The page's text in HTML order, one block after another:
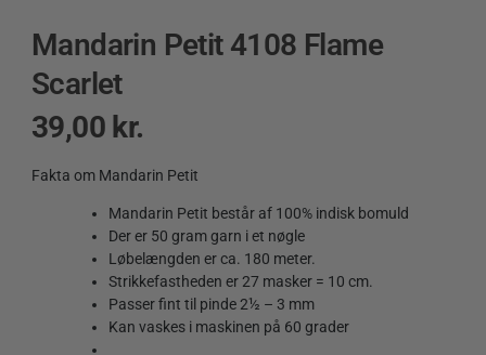
Mandarin Petit 4108 Flame
Scarlet
39,00 kr.
Fakta om Mandarin Petit
Mandarin Petit består af 100% indisk bomuld
Der er 50 gram garn i et nøgle
Løbelængden er ca. 180 meter.
Strikkefastheden er 27 masker = 10 cm.
Passer fint til pinde 2½ – 3 mm
Kan vaskes i maskinen på 60 grader